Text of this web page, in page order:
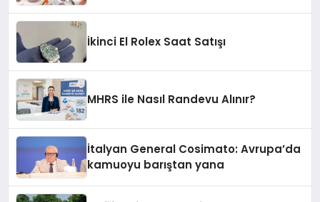
İkinci El Rolex Saat Satışı
MHRS ile Nasıl Randevu Alınır?
İtalyan General Cosimato: Avrupa’da
kamuoyu barıştan yana